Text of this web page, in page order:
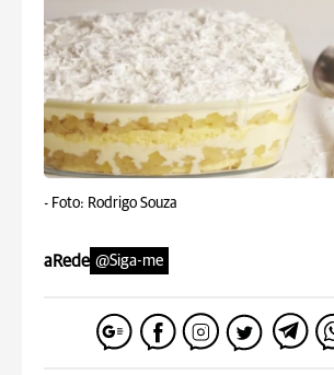
- Foto: Rodrigo Souza
aRede @Siga-me